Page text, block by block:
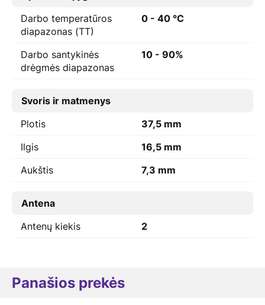
Darbo temperatūros
diapazonas (TT)
0 - 40 °C
Darbo santykinės
drėgmės diapazonas
10 - 90%
Svoris ir matmenys
Plotis
37,5 mm
Ilgis
16,5 mm
Aukštis
7,3 mm
Antena
Antenų kiekis
2
Panašios prekės